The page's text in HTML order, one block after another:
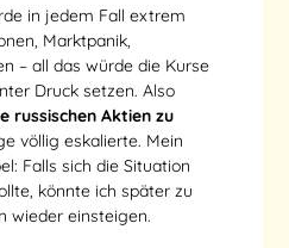
in jedem Fall extrem
Marktpanik,
– all das würde die Kurse
Druck setzen. Also
russischen Aktien zu
völlig eskalierte. Mein
Falls sich die Situation
könnte ich später zu
wieder einsteigen.